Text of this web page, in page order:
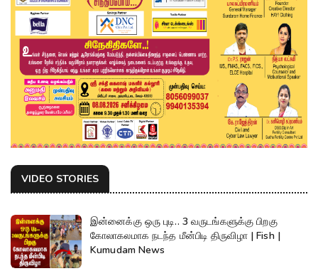
VIDEO STORIES
இன்னைக்கு ஒரு புடி.. 3 வருடங்களுக்கு பிறகு
கோலாகலமாக நடந்த மீன்பிடி திருவிழா | Fish |
Kumudam News